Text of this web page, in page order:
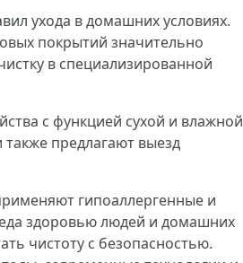
ухода в домашних условиях.
покрытий значительно
в специализированной
с функцией сухой и влажной
предлагают выезд
гипоаллергенные и
здоровью людей и домашних
чистоту с безопасностью.